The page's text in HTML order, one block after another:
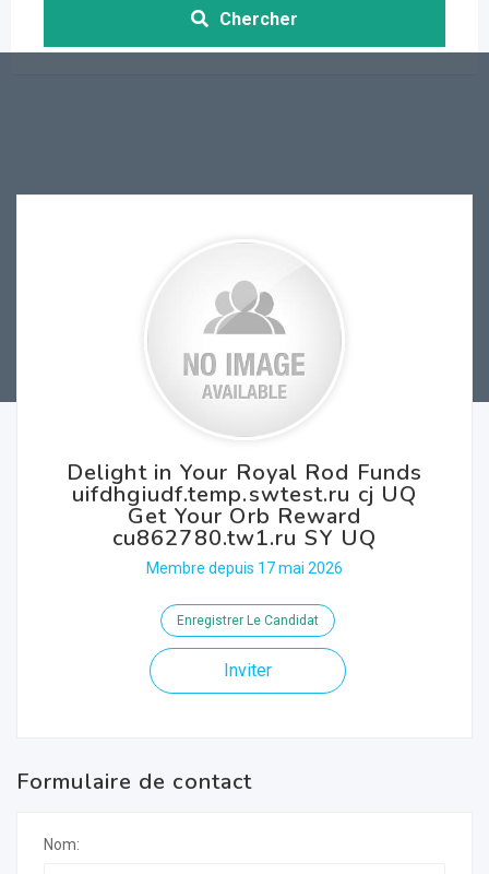
Chercher
Delight in Your Royal Rod Funds
uifdhgiudf.temp.swtest.ru cj UQ
Get Your Orb Reward
cu862780.tw1.ru SY UQ
Membre depuis 17 mai 2026
Enregistrer Le Candidat
Inviter
Formulaire de contact
Nom: